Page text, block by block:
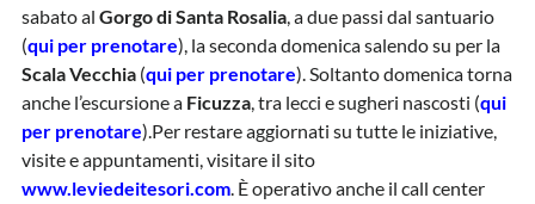
sabato al Gorgo di Santa Rosalia, a due passi dal santuario
(qui per prenotare), la seconda domenica salendo su per la
Scala Vecchia(qui per prenotare). Soltanto domenica torna
anche l’escursione a Ficuzza, tra lecci e sugheri nascosti (qui
per prenotare).Per restare aggiornati su tutte le iniziative,
visite e appuntamenti, visitare il sito
www.leviedeitesori.com. È operativo anche il call center